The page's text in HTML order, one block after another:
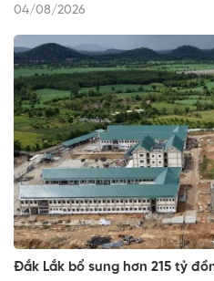
04/08/2026
Đắk Lắk bổ sung hơn 215 tỷ